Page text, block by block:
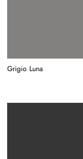
Grigio Luna